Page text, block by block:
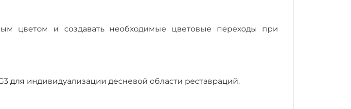
цветом и создавать необходимые цветовые переходы при
для индивидуализации десневой области реставраций.